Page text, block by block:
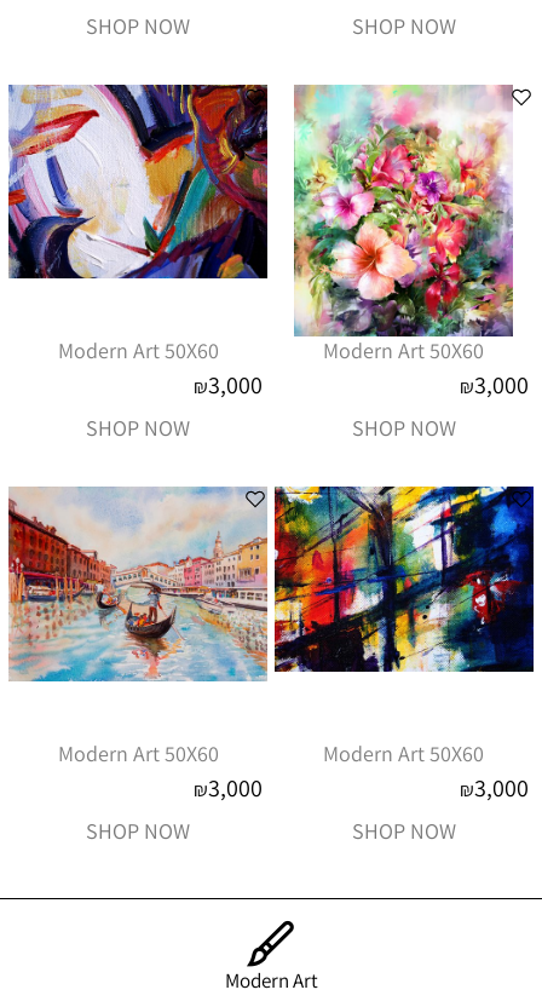
SHOP NOW
SHOP NOW
Modern Art 50X60
₪3,000
SHOP NOW
Modern Art 50X60
₪3,000
SHOP NOW
Modern Art 50X60
₪3,000
SHOP NOW
Modern Art 50X60
₪3,000
SHOP NOW
Modern Art